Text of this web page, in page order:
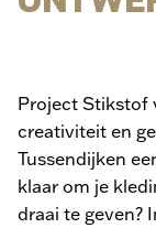
Project Stikstof
creativiteit en
Tussendijken
klaar om je
draai te geven?